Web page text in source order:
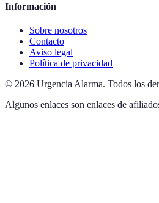
Información
Sobre nosotros
Contacto
Aviso legal
Política de privacidad
© 2026 Urgencia Alarma. Todos los
Algunos enlaces son enlaces de